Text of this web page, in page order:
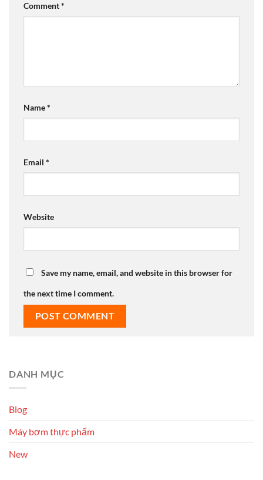
Comment*
Name*
Email *
Website
Save my name, email, and website in this browser for
the next time I comment.
DANH MỤC
Blog
Máy bơm thực phẩm
New